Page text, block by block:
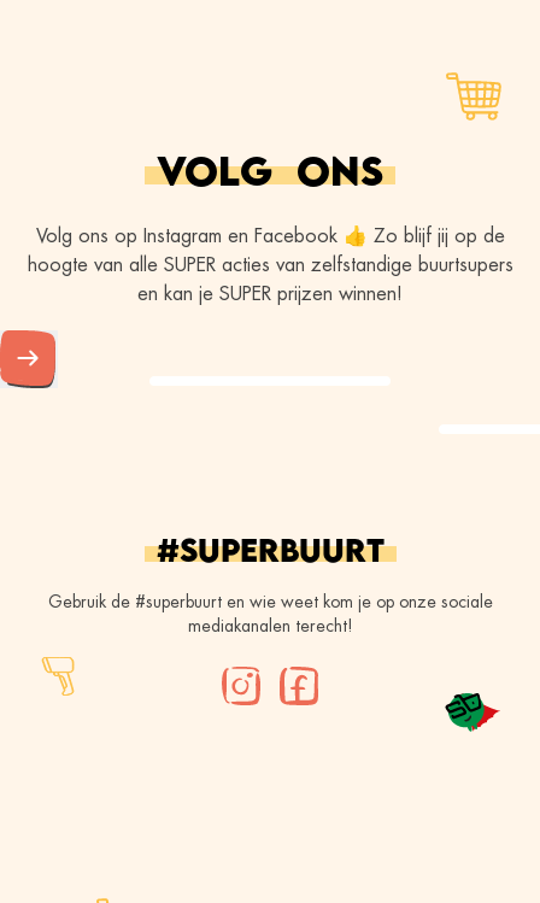
VOLG ONS
Volg ons op Instagram en Facebook 👍 Zo blijf jij op de
hoogte van alle SUPER acties van zelfstandige buurtsupers
en kan je SUPER prijzen winnen!
#superbuurt
Gebruik de #superbuurt en wie weet kom je op onze sociale
mediakanalen terecht!